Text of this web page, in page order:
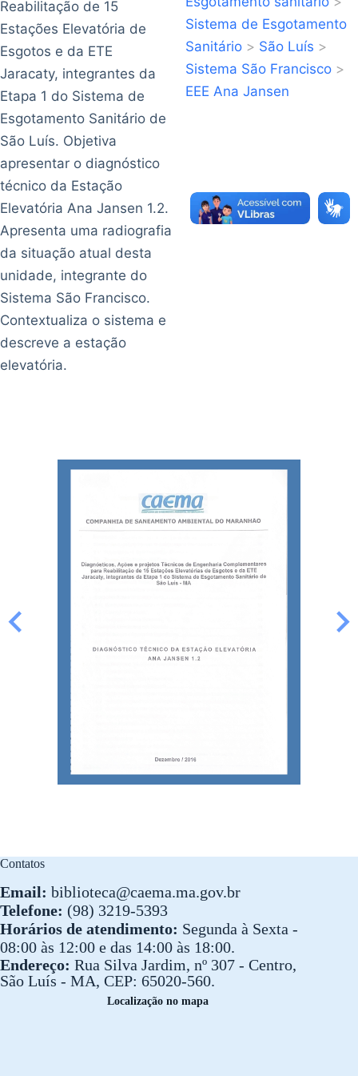
Reabilitação de 15
Estações Elevatória de
Esgotos e da ETE
Jaracaty, integrantes da
Etapa 1 do Sistema de
Esgotamento Sanitário de
São Luís. Objetiva
apresentar o diagnóstico
técnico da Estação
Elevatória Ana Jansen 1.2.
Apresenta uma radiografia
da situação atual desta
unidade, integrante do
Sistema São Francisco.
Contextualiza o sistema e
descreve a estação
elevatória.
Sistema de Esgotamento
Sanitário > São Luís >
Sistema São Francisco >
EEE Ana Jansen
Contatos
Email: biblioteca@caema.ma.gov.br
Telefone: (98) 3219-5393
Horários de atendimento: Segunda à Sexta -
08:00 às 12:00 e das 14:00 às 18:00.
Endereço: Rua Silva Jardim, nº 307 - Centro,
São Luís - MA, CEP: 65020-560.
Localização no mapa